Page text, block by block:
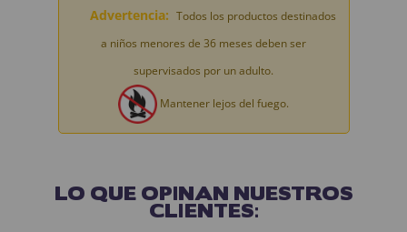
Advertencia: Todos los productos destinados
a niños menores de 36 meses deben ser
supervisados por un adulto.
Mantener lejos del fuego.
LO QUE OPINAN NUESTROS
CLIENTES: